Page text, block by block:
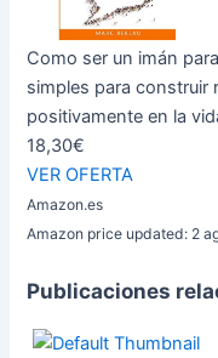
Como ser un imán
simples para construir
positivamente en la
18,30€
VER OFERTA
Amazon.es
Amazon price updated: 2
Publicaciones